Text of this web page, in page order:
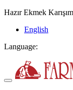
Hazır Ekmek
English
Language: